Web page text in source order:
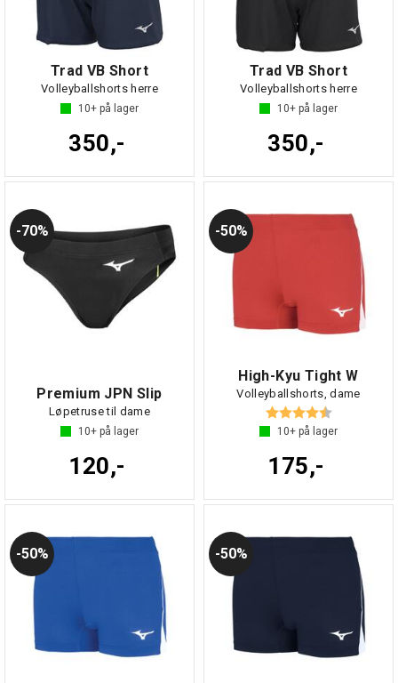
Trad VB Short
Volleyballshorts herre
10+ på lager
350,-
Trad VB Short
Volleyballshorts herre
10+ på lager
350,-
70%
Premium JPN Slip
Løpetruse til dame
10+ på lager
120,-
50%
High-Kyu Tight W
Volleyballshorts, dame
Karakter: 4.6 av 5
10+ på lager
175,-
50% 50%